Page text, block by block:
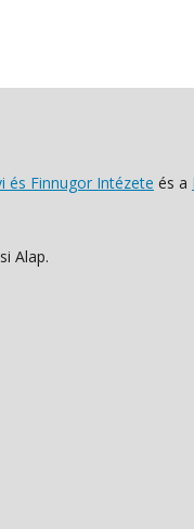
és Finnugor Intézete és a
Alap.